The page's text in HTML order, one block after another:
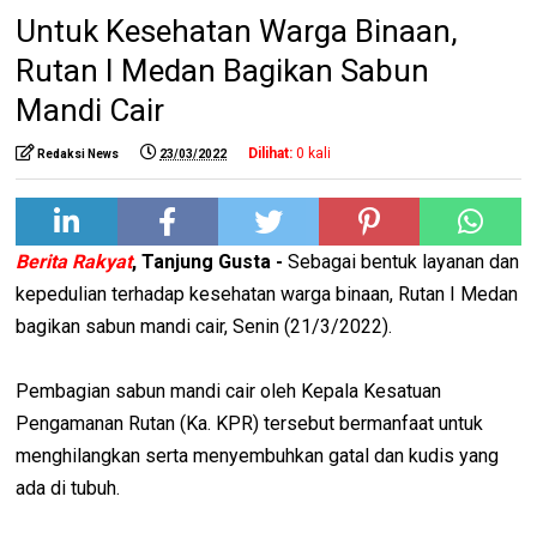
Untuk Kesehatan Warga Binaan,
Rutan I Medan Bagikan Sabun
Mandi Cair
Redaksi News 23/03/2022 Dilihat: 0 kali
Berita Rakyat, Tanjung Gusta - Sebagai bentuk layanan dan
kepedulian terhadap kesehatan warga binaan, Rutan I Medan
bagikan sabun mandi cair, Senin (21/3/2022).
Pembagian sabun mandi cair oleh Kepala Kesatuan
Pengamanan Rutan (Ka. KPR) tersebut bermanfaat untuk
menghilangkan serta menyembuhkan gatal dan kudis yang
ada di tubuh.